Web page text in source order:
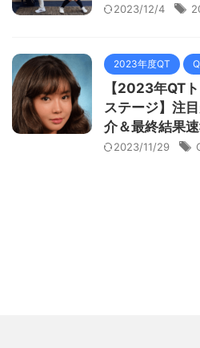
2023/12/4
2023年度QT
【2023年QT
ステージ】注
介＆最終結果
2023/11/29